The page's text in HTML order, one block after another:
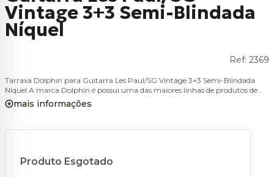
Vintage 3+3 Semi-Blindada
Níquel
Ref: 2369
Tarraxa Dolphin para Guitarra Les Paul/SG Vintage 3+3 Semi-Blindada
Níquel A marca Dolphin é possui uma das maiores linhas de produtos de
instrumentos musicais do mercado nacional. Instrumentos de sopro,
cordas, percussão, bateria, acessórios e muito mais. Tradicional e
parte da história da música no Brasil, pois músicos iniciantes e profissionais
mais informações
Produto Esgotado